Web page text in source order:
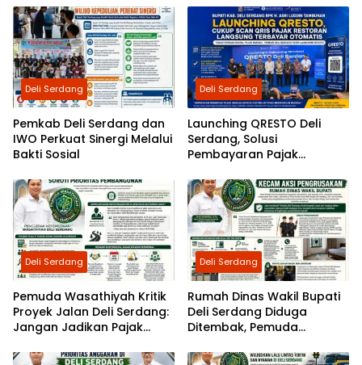
Percut Rp2,5 Miliar, Peran
ASN Berinisial AS hingga
Dugaan Pinjam Bendera
Disorot
Deli Serdang
Pemkab Deli Serdang dan
IWO Perkuat Sinergi Melalui
Bakti Sosial
Deli Serdang
Launching QRESTO Deli
Serdang, Solusi
Pembayaran Pajak
Praktis, dan Transparan
Deli Serdang
Pemuda Wasathiyah Kritik
Proyek Jalan Deli Serdang:
Jangan Jadikan Pajak
Fiskal
Deli Serdang
Rumah Dinas Wakil Bupati
Deli Serdang Diduga
Ditembak, Pemuda
Usut Tuntas